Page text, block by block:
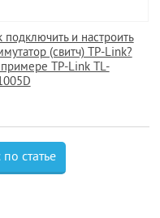
подключить и настроить
(свитч) TP-Link?
TP-Link TL-
статье